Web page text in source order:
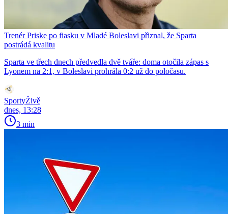
Trenér Priske po fiasku v Mladé Boleslavi přiznal, že Sparta
postrádá kvalitu
Sparta ve třech dnech předvedla dvě tváře: doma otočila zápas s
Lyonem na 2:1, v Boleslavi prohrála 0:2 už do poločasu.
SportyŽivě
dnes, 13:28
3 min